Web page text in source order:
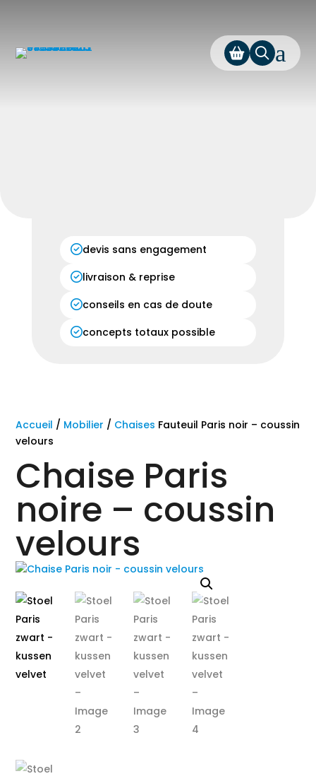
a
devis sans engagement
livraison & reprise
conseils en cas de doute
concepts totaux possible
Accueil / Mobilier / Chaises Fauteuil Paris noir – coussin
velours
Chaise Paris
noire – coussin
velours